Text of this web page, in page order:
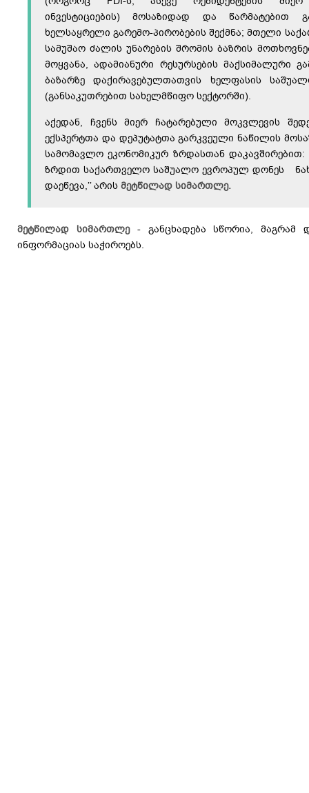
ინვესტიციების) მოსაზიდად და წარმატებით
ხელსაყრელი გარემო-პირობების შექმნა; მთელი
სამუშაო ძალის უნარების შრომის ბაზრის
მოყვანა, ადამიანური რესურსების მაქსიმალური
ბაზარზე დაქირავებულთათვის ხელფასის
(განსაკუთრებით სახელმწიფო სექტორში).
აქედან, ჩვენს მიერ ჩატარებული მოკვლევის
ექსპერტთა და დეპუტატთა გარკვეული ნაწილის
სამომავლო ეკონომიკურ ზრდასთან დაკავშირებით:
ზრდით საქართველო საშუალო ევროპულ დონეს
დაეწევა,’’ არის მეტწილად სიმართლე.
მეტწილად სიმართლე- განცხადება სწორია, მაგრამ
ინფორმაციას საჭიროებს.